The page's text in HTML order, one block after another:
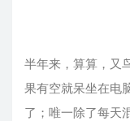
半年来，算算，又
果有空就呆坐在电
了；唯一除了每天